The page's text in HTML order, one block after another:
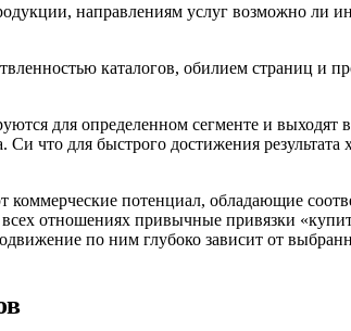
направлениям услуг возможно ли
каталогов, обилием страниц и
для определенном сегменте и
что для быстрого достижения
потенциал, обладающие
отношениях привычные привязки
по ним глубоко зависит от